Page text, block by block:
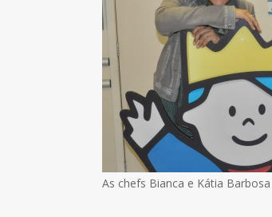
As chefs Bianca e Kátia Barbosa